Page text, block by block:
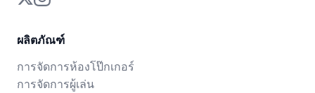
ผลิตภัณฑ์
การจัดการห้องโป๊กเกอร์
การจัดการผู้เล่น